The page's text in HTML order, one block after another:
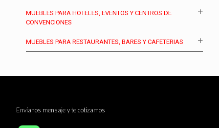
MUEBLES PARA HOTELES, EVENTOS Y CENTROS DE
CONVENCIONES
MUEBLES PARA RESTAURANTES, BARES Y CAFETERIAS
Envíanos mensaje y te cotizamos